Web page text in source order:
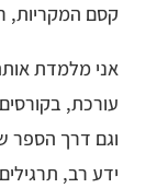
קסם המקריות,
אני מלמדת
עורכת, בקורסים
וגם דרך הספר
ידע רב,